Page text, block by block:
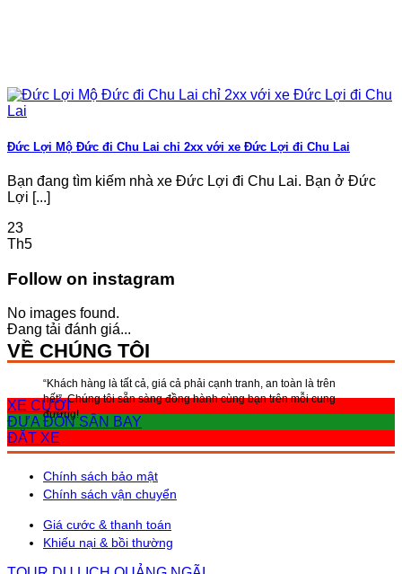
Đức Lợi Mộ Đức đi Chu Lai chỉ 2xx với xe Đức Lợi đi Chu Lai
Bạn đang tìm kiếm nhà xe Đức Lợi đi Chu Lai. Bạn ở Đức
Lợi [...]
23
Th5
Follow on instagram
No images found.
Đang tải đánh giá...
VỀ CHÚNG TÔI
“Khách hàng là tất cả, giá cả phải cạnh tranh, an toàn là trên
hết”, Chúng tôi sẵn sàng đồng hành cùng bạn trên mỗi cung
đường!
XE CƯỚI
ĐƯA ĐÓN SÂN BAY
ĐẶT XE
Chính sách bảo mật
Chính sách vận chuyển
Giá cước & thanh toán
Khiếu nại & bồi thường